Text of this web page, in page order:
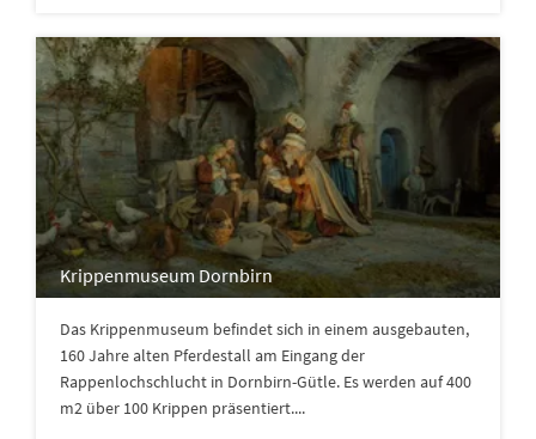
Krippenmuseum Dornbirn
Das Krippenmuseum befindet sich in einem ausgebauten,
160 Jahre alten Pferdestall am Eingang der
Rappenlochschlucht in Dornbirn-Gütle. Es werden auf 400
m2 über 100 Krippen präsentiert....